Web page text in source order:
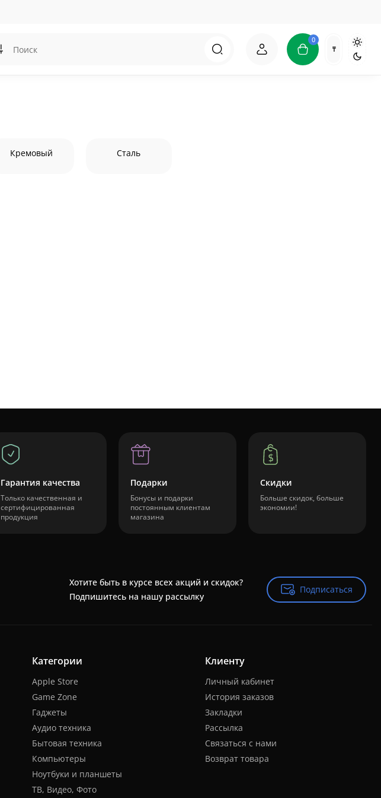
0
₸
Кремовый Сталь
Гарантия качества
Только качественная и
сертифицированная
продукция
Подарки
Бонусы и подарки
постоянным клиентам
магазина
Скидки
Больше скидок, больше
экономии!
Хотите быть в курсе всех акций и скидок?
Подпишитесь на нашу рассылку
Подписаться
Подписаться
Категории
Apple Store
Game Zone
Гаджеты
Аудио техника
Бытовая техника
Компьютеры
Ноутбуки и планшеты
ТВ, Видео, Фото
Клиенту
Личный кабинет
История заказов
Закладки
Рассылка
Связаться с нами
Возврат товара